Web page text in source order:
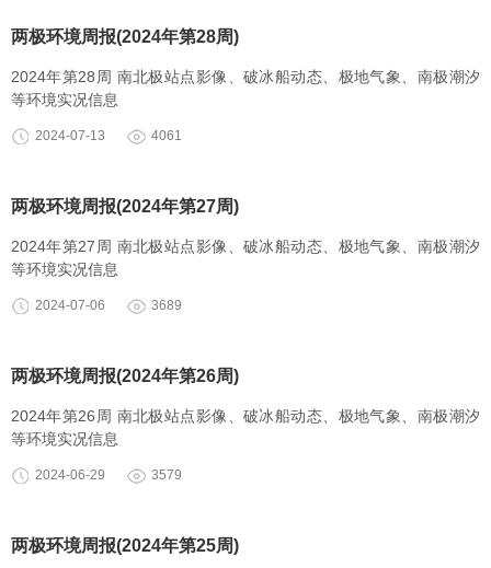
两极环境周报(2024年第28周)
2024年第28周 南北极站点影像、破冰船动态、极地气象、南极潮汐
等环境实况信息
2024-07-13 4061
两极环境周报(2024年第27周)
2024年第27周 南北极站点影像、破冰船动态、极地气象、南极潮汐
等环境实况信息
2024-07-06 3689
两极环境周报(2024年第26周)
2024年第26周 南北极站点影像、破冰船动态、极地气象、南极潮汐
等环境实况信息
2024-06-29 3579
两极环境周报(2024年第25周)